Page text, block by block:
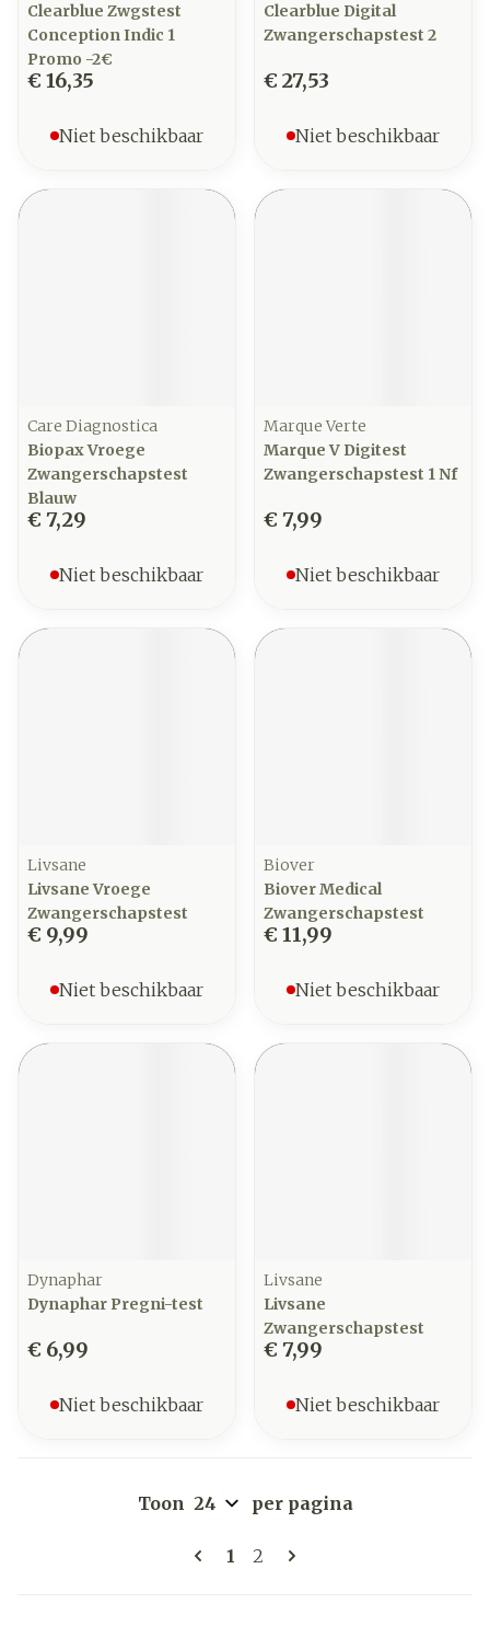
Clearblue Zwgstest
Conception Indic 1
Promo -2€
€ 16,35
Niet beschikbaar
Clearblue Digital
Zwangerschapstest 2
€ 27,53
Niet beschikbaar
Care Diagnostica
Biopax Vroege
Zwangerschapstest
Blauw
€ 7,29
Niet beschikbaar
Marque Verte
Marque V Digitest
Zwangerschapstest 1 Nf
€ 7,99
Niet beschikbaar
Livsane
Livsane Vroege
Zwangerschapstest
€ 9,99
Niet beschikbaar
Biover
Biover Medical
Zwangerschapstest
€ 11,99
Niet beschikbaar
Dynaphar
Dynaphar Pregni-test
€ 6,99
Niet beschikbaar
Livsane
Livsane
Zwangerschapstest
€ 7,99
Niet beschikbaar
Pagina's
U lees momenteel pagina
1 Pagina
2
Toon per pagina